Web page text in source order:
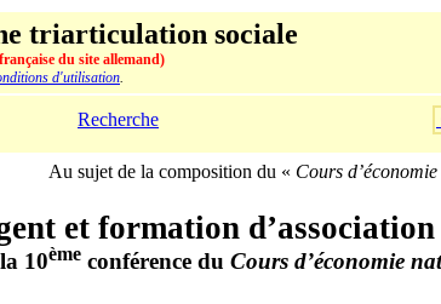
triarticulation sociale
du site allemand)
d'utilisation.
Recherche
Au sujet de la composition du « Cours
et formation d’association
10èmeconférence du Cours d’économie